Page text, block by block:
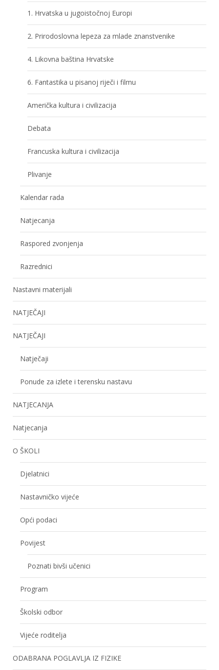
1. Hrvatska u jugoistočnoj Europi
2. Prirodoslovna lepeza za mlade znanstvenike
4. Likovna baština Hrvatske
6. Fantastika u pisanoj riječi i filmu
Američka kultura i civilizacija
Debata
Francuska kultura i civilizacija
Plivanje
Kalendar rada
Natjecanja
Raspored zvonjenja
Razrednici
Nastavni materijali
NATJEČAJI
NATJEČAJI
Natječaji
Ponude za izlete i terensku nastavu
NATJECANJA
Natjecanja
O ŠKOLI
Djelatnici
Nastavničko vijeće
Opći podaci
Povijest
Poznati bivši učenici
Program
Školski odbor
Vijeće roditelja
ODABRANA POGLAVLJA IZ FIZIKE